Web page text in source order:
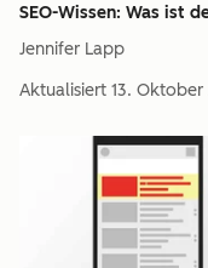
SEO-Wissen: Was ist
Jennifer Lapp
Aktualisiert 13. Oktober